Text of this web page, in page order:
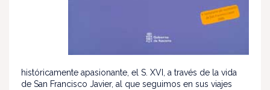
históricamente apasionante, el S. XVI, a través de la vida
de San Francisco Javier, al que seguimos en sus viajes